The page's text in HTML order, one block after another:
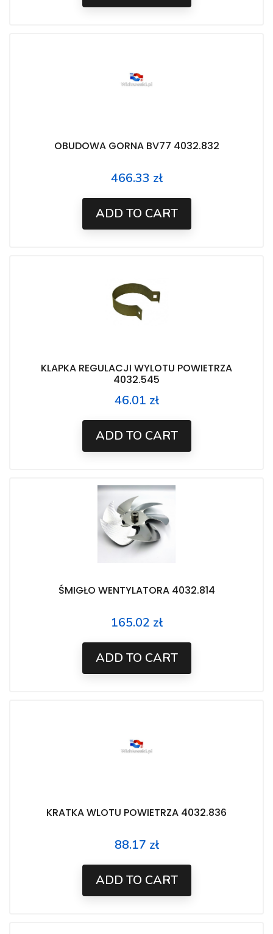
OBUDOWA GORNA BV77 4032.832
Price
466.33 zł
ADD TO CART
KLAPKA REGULACJI WYLOTU POWIETRZA
4032.545
Price
46.01 zł
ADD TO CART
ŚMIGŁO WENTYLATORA 4032.814
Price
165.02 zł
ADD TO CART
KRATKA WLOTU POWIETRZA 4032.836
Price
88.17 zł
ADD TO CART